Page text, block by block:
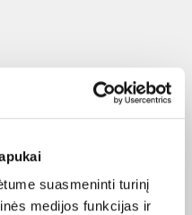
suasmeninti turinį
medijos funkcijas ir
apie prekes
ir tikėjausi. Pristatymas per visą